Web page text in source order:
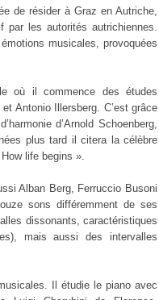
de résider à Graz en Autriche,
par les autorités autrichiennes.
musicales, provoquées
où il commence des études
Antonio Illersberg. C’est grâce
d’Arnold Schoenberg,
plus tard il citera la célèbre
life begins ».
Alban Berg, Ferruccio Busoni
sons différemment de ses
dissonants, caractéristiques
mais aussi des intervalles
Il étudie le piano avec